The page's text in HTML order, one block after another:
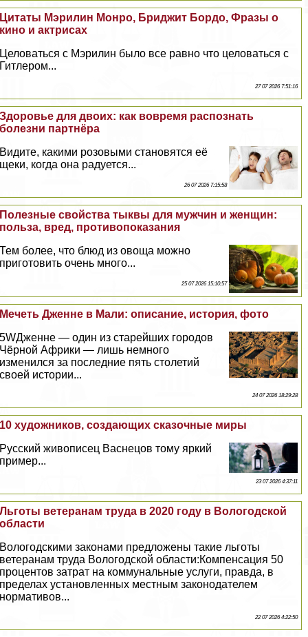
Цитаты Мэрилин Монро, Бриджит Бордо, Фразы о
кино и актрисах
Целоваться с Мэрилин было все равно что целоваться с
Гитлером...
27 07 2026 7:51:16
Здоровье для двоих: как вовремя распознать
болезни партнёра
Видите, какими розовыми становятся её
щеки, когда она радуется...
26 07 2026 7:15:58
Полезные свойства тыквы для мужчин и женщин:
польза, вред, противопоказания
Тем более, что блюд из овоща можно
приготовить очень много...
25 07 2026 15:10:57
Мечеть Дженне в Мали: описание, история, фото
5WДженне — один из старейших городов
Чёрной Африки — лишь немного
изменился за последние пять столетий
своей истории...
24 07 2026 18:29:28
10 художников, создающих сказочные миры
Русский живописец Васнецов тому яркий
пример...
23 07 2026 4:37:11
Льготы ветеранам труда в 2020 году в Вологодской
области
Вологодскими законами предложены такие льготы
ветеранам труда Вологодской области:Компенсация 50
процентов затрат на коммунальные услуги, правда, в
пределах установленных местным законодателем
нормативов...
22 07 2026 4:22:50